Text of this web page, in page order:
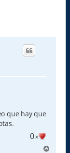
que hay que
0x